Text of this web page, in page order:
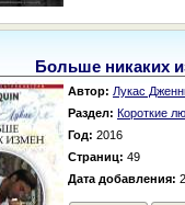
Больше никаких
Автор: Лукас
Раздел: Короткие
Год: 2016
Страниц: 49
Дата добавления: